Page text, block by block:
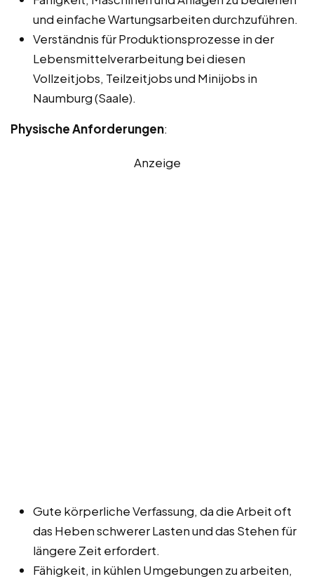
und einfache Wartungsarbeiten durchzuführen.
Verständnis für Produktionsprozesse in der
Lebensmittelverarbeitung bei diesen
Vollzeitjobs, Teilzeitjobs und Minijobs in
Naumburg (Saale).
Physische Anforderungen:
Anzeige
Gute körperliche Verfassung, da die Arbeit oft
das Heben schwerer Lasten und das Stehen für
längere Zeit erfordert.
Fähigkeit, in kühlen Umgebungen zu arbeiten,